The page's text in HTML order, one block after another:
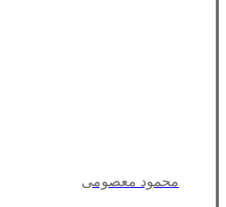
محمود معصومی